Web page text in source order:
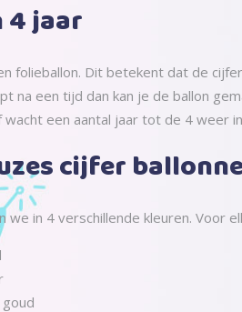
4 jaar
folieballon. Dit betekent dat de
na een tijd dan kan je de ballon
wacht een aantal jaar tot de 4 weer
cijfer
we in 4 verschillende kleuren. Voor